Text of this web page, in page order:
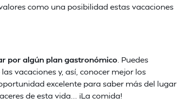
como una posibilidad estas vacaciones
por algún plan gastronómico . Puedes
vacaciones y, así, conocer mejor los
excelente para saber más del lugar
de esta vida… ¡La comida!